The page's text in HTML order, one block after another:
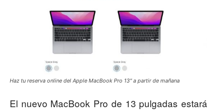
Haz tu reserva online del Apple MacBook Pro 13″ a partir de mañana
El nuevo MacBook Pro de 13 pulgadas estará